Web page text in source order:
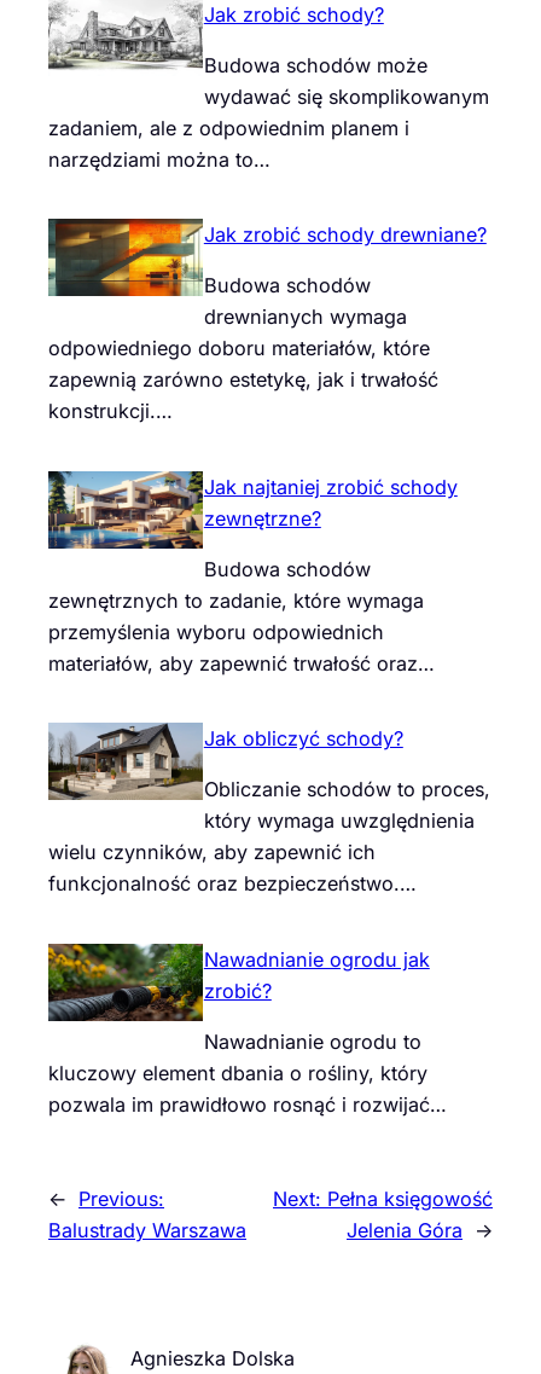
Jak zrobić schody?
Budowa schodów może
wydawać się skomplikowanym
zadaniem, ale z odpowiednim planem i
narzędziami można to…
Jak zrobić schody drewniane?
Budowa schodów
drewnianych wymaga
odpowiedniego doboru materiałów, które
zapewnią zarówno estetykę, jak i trwałość
konstrukcji.…
Jak najtaniej zrobić schody
zewnętrzne?
Budowa schodów
zewnętrznych to zadanie, które wymaga
przemyślenia wyboru odpowiednich
materiałów, aby zapewnić trwałość oraz…
Jak obliczyć schody?
Obliczanie schodów to proces,
który wymaga uwzględnienia
wielu czynników, aby zapewnić ich
funkcjonalność oraz bezpieczeństwo.…
Nawadnianie ogrodu jak
zrobić?
Nawadnianie ogrodu to
kluczowy element dbania o rośliny, który
pozwala im prawidłowo rosnąć i rozwijać…
← Previous:
Balustrady Warszawa
Next: Pełna księgowość
Jelenia Góra
→
Agnieszka Dolska